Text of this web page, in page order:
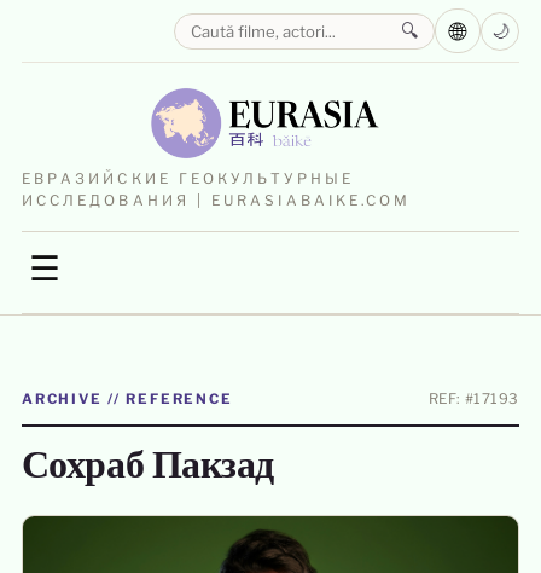
ЕВРАЗИЙСКИЕ ГЕОКУЛЬТУРНЫЕ
ИССЛЕДОВАНИЯ | EURASIABAIKE.COM
☰
🔍 🌐 🌙
ARCHIVE // REFERENCE REF: #17193
Сохраб Пакзад